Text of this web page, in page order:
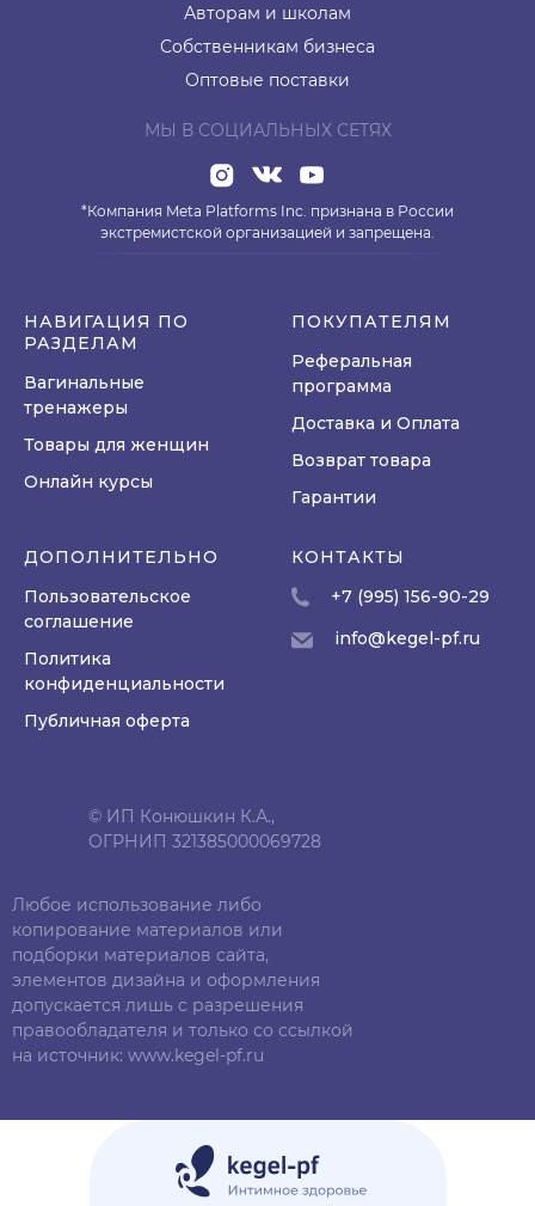
Авторам и школам
Собственникам бизнеса
Оптовые поставки
МЫ В СОЦИАЛЬНЫХ СЕТЯХ
*Компания Meta Platforms Inc. признана в России
экстремистской организацией и запрещена.
НАВИГАЦИЯ ПО
РАЗДЕЛАМ
Вагинальные
тренажеры
Товары для женщин
Онлайн курсы
ПОКУПАТЕЛЯМ
Реферальная
программа
Доставка и Оплата
Возврат товара
Гарантии
ДОПОЛНИТЕЛЬНО
Пользовательское
соглашение
Политика
конфиденциальности
Публичная оферта
КОНТАКТЫ
+7 (995) 156-90-29
info@kegel-pf.ru
Любое использование либо
копирование материалов или
подборки материалов сайта,
элементов дизайна и оформления
допускается лишь с разрешения
правообладателя и только со ссылкой
на источник: www.kegel-pf.ru
© ИП Конюшкин К.А.,
ОГРНИП 321385000069728